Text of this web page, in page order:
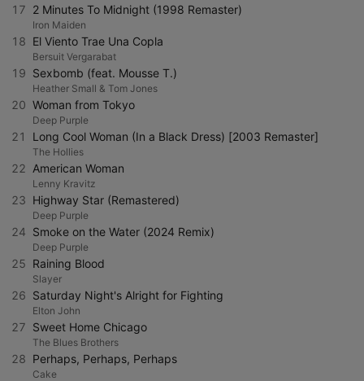
17 2 Minutes To Midnight (1998 Remaster)
Iron Maiden
18 El Viento Trae Una Copla
Bersuit Vergarabat
19 Sexbomb (feat. Mousse T.)
Heather Small & Tom Jones
20 Woman from Tokyo
Deep Purple
21 Long Cool Woman (In a Black Dress) [2003 Remaster]
The Hollies
22 American Woman
Lenny Kravitz
23 Highway Star (Remastered)
Deep Purple
24 Smoke on the Water (2024 Remix)
Deep Purple
25 Raining Blood
Slayer
26 Saturday Night's Alright for Fighting
Elton John
27 Sweet Home Chicago
The Blues Brothers
28 Perhaps, Perhaps, Perhaps
Cake